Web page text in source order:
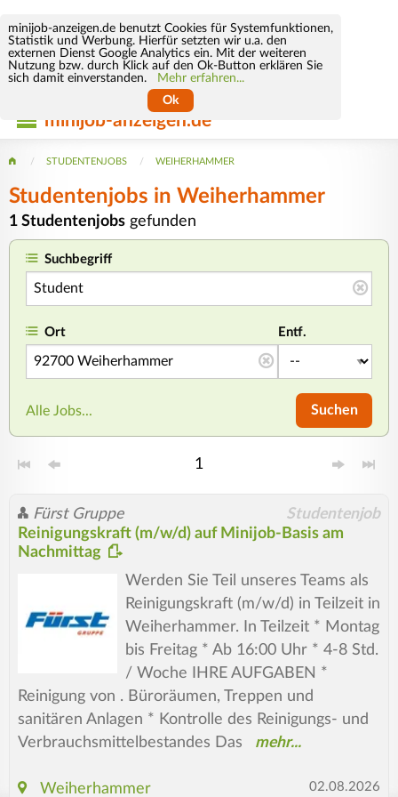
minijob-anzeigen.de benutzt Cookies für Systemfunktionen,
Statistik und Werbung. Hierfür setzten wir u.a. den
externen Dienst Google Analytics ein. Mit der weiteren
Nutzung bzw. durch Klick auf den Ok-Button erklären Sie
sich damit einverstanden.
Mehr erfahren...
Ok
minijob-anzeigen.de
STUDENTENJOBS WEIHERHAMMER
Studentenjobs in Weiherhammer
1 Studentenjobs gefunden
Suchbegriff
Ort Entf.
Alle Jobs... Suchen
1
Fürst Gruppe Studentenjob
Reinigungskraft (m/w/d) auf Minijob-Basis am
Nachmittag
Werden Sie Teil unseres Teams als
Reinigungskraft (m/w/d) in Teilzeit in
Weiherhammer. In Teilzeit * Montag
bis Freitag * Ab 16:00 Uhr * 4-8 Std.
/ Woche IHRE AUFGABEN *
Reinigung von . Büroräumen, Treppen und
sanitären Anlagen * Kontrolle des Reinigungs- und
Verbrauchsmittelbestandes Das
Weiherhammer 02.08.2026